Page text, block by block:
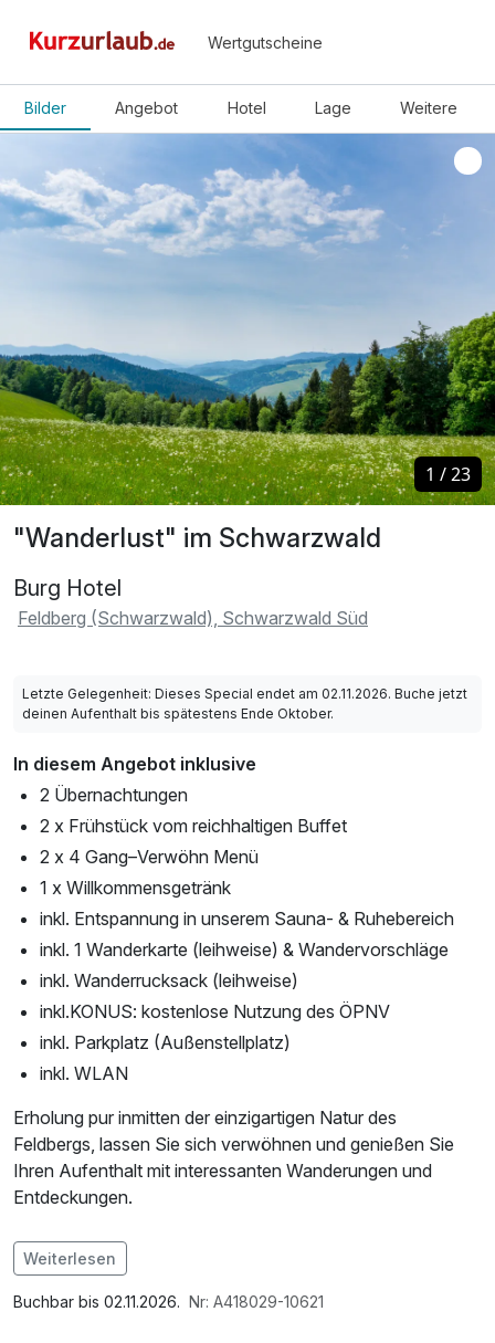
Wertgutscheine
Bilder Angebot Hotel Lage Weitere
"Wanderlust" im Schwarzwald
Burg Hotel
Feldberg (Schwarzwald), Schwarzwald Süd
1 /23
1 /23
Letzte Gelegenheit: Dieses Special endet am 02.11.2026. Buche jetzt
deinen Aufenthalt bis spätestens Ende Oktober.
In diesem Angebot inklusive
2 Übernachtungen
2 x Frühstück vom reichhaltigen Buffet
2 x 4 Gang–Verwöhn Menü
1 x Willkommensgetränk
inkl. Entspannung in unserem Sauna- & Ruhebereich
inkl. 1 Wanderkarte (leihweise) & Wandervorschläge
inkl. Wanderrucksack (leihweise)
inkl.KONUS: kostenlose Nutzung des ÖPNV
inkl. Parkplatz (Außenstellplatz)
inkl. WLAN
Erholung pur inmitten der einzigartigen Natur des
Feldbergs, lassen Sie sich verwöhnen und genießen Sie
Ihren Aufenthalt mit interessanten Wanderungen und
Entdeckungen.
Im Angebot enthalten
1 x Welcome Drink, Saunabenutzung, Saunatuch,
Leihbademantel, Nutzung des Wellnessbereichs, W-LAN
Weiterlesen
Buchbar bis 02.11.2026. Nr: A418029-10621